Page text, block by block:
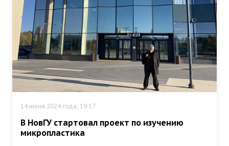
14 июня 2024 года, 19:17
В НовГУ стартовал проект по изучению
микропластика